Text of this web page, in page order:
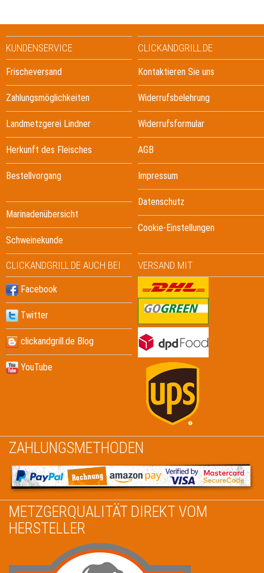
KUNDENSERVICE
Frischeversand
Zahlungsmöglichkeiten
Landmetzgerei Lindner
Herkunft des Fleisches
Bestellvorgang
Marinadenübersicht
Schweinekunde
CLICKANDGRILL.DE
Kontaktieren Sie uns
Widerrufsbelehrung
Widerrufsformular
AGB
Impressum
Datenschutz
Cookie-Einstellungen
CLICKANDGRILL.DE AUCH BEI
Facebook
Twitter
clickandgrill.de Blog
YouTube
VERSAND MIT
ZAHLUNGSMETHODEN
METZGERQUALITÄT DIREKT VOM
HERSTELLER